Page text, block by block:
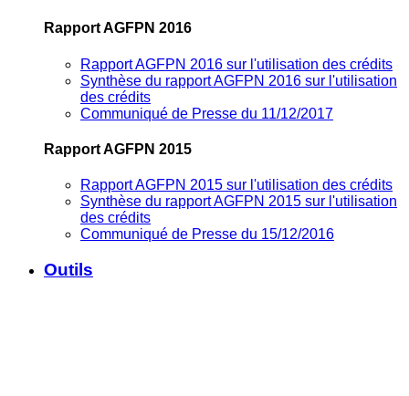
Rapport AGFPN 2016
Rapport AGFPN 2016 sur l'utilisation des crédits
Synthèse du rapport AGFPN 2016 sur l'utilisation
des crédits
Communiqué de Presse du 11/12/2017
Rapport AGFPN 2015
Rapport AGFPN 2015 sur l'utilisation des crédits
Synthèse du rapport AGFPN 2015 sur l'utilisation
des crédits
Communiqué de Presse du 15/12/2016
Outils